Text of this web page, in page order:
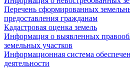
Перечень сформированных
предоставления гражданам
Кадастровая оценка земель
Информация о выявленных
земельных участков
Информационная система
деятельности